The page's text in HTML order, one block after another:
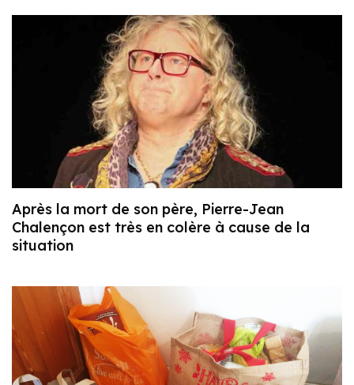
Après la mort de son père, Pierre-Jean
Chalençon est très en colère à cause de la
situation